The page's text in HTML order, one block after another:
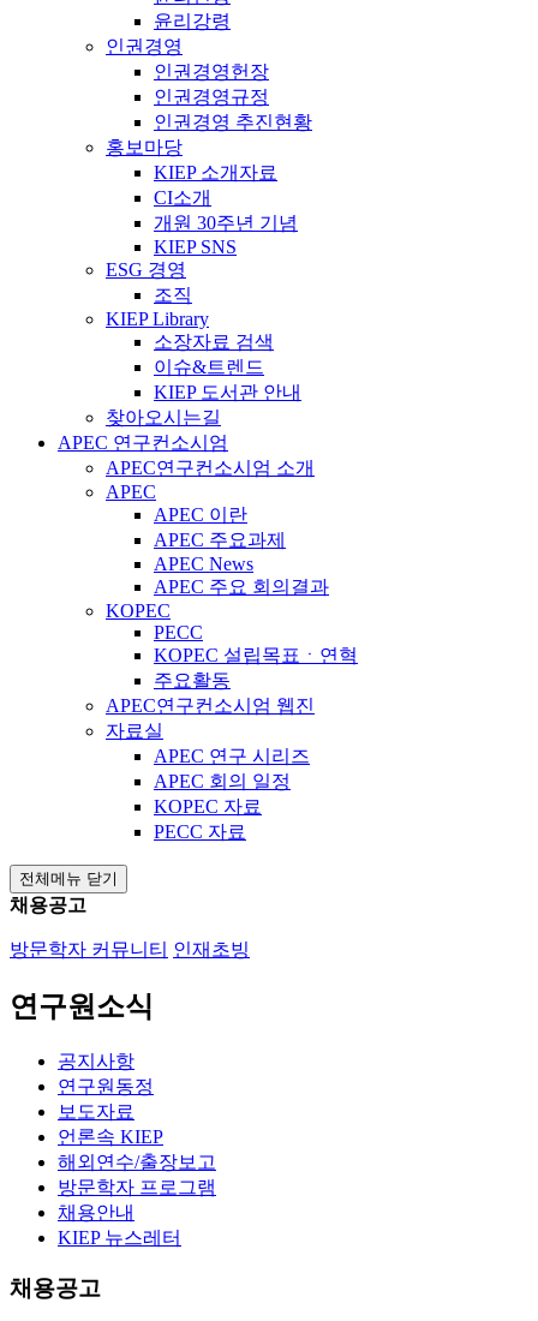
윤리강령
인권경영
인권경영헌장
인권경영규정
인권경영 추진현황
홍보마당
KIEP 소개자료
CI소개
개원 30주년 기념
KIEP SNS
ESG 경영
조직
KIEP Library
소장자료 검색
이슈&트렌드
KIEP 도서관 안내
찾아오시는길
APEC 연구컨소시엄
APEC연구컨소시엄 소개
APEC
APEC 이란
APEC 주요과제
APEC News
APEC 주요 회의결과
KOPEC
PECC
KOPEC 설립목표ㆍ연혁
주요활동
APEC연구컨소시엄 웹진
자료실
APEC 연구 시리즈
APEC 회의 일정
KOPEC 자료
PECC 자료
전체메뉴 닫기
채용공고
방문학자 커뮤니티 인재초빙
연구원소식
공지사항
연구원동정
보도자료
언론속 KIEP
해외연수/출장보고
방문학자 프로그램
채용안내
KIEP 뉴스레터
채용공고